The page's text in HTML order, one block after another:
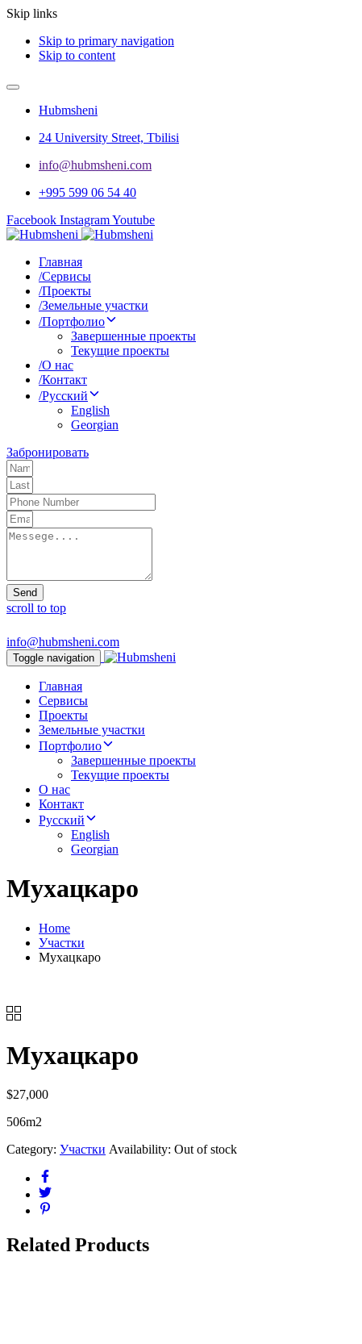
Skip links
Skip to primary navigation
Skip to content
Hubmsheni
24 University Street, Tbilisi
info@hubmsheni.com​
+995 599 06 54 40
Facebook InstagramYoutube
Главная
/Сервисы
/Проекты
/Земельные участки
/Портфолио
Завершенные проекты
Текущие проекты
/О нас
/Контакт
/Русский
English
Georgian
Забронировать
Send
scroll to top
info@hubmsheni.com
Toggle navigation
Главная
Сервисы
Проекты
Земельные участки
Портфолио
Завершенные проекты
Текущие проекты
О нас
Контакт
Русский
English
Georgian
Мухацкаро
Home
Участки
Мухацкаро
Мухацкаро
$27,000
506m2
Category: Участки Availability: Out of stock
Related Products